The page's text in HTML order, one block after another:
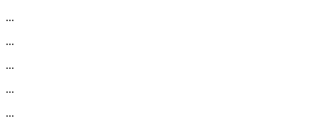
...
...
...
...
...